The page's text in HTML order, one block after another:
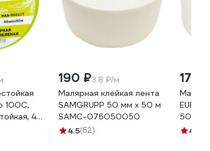
100С,
48
190 ₽3.8 ₽/м
Малярная клейкая лента
SAMGRUPP 50 мм х 50 м
SAMC-076050050
4.5(62)
177 ₽
50 м
4.6